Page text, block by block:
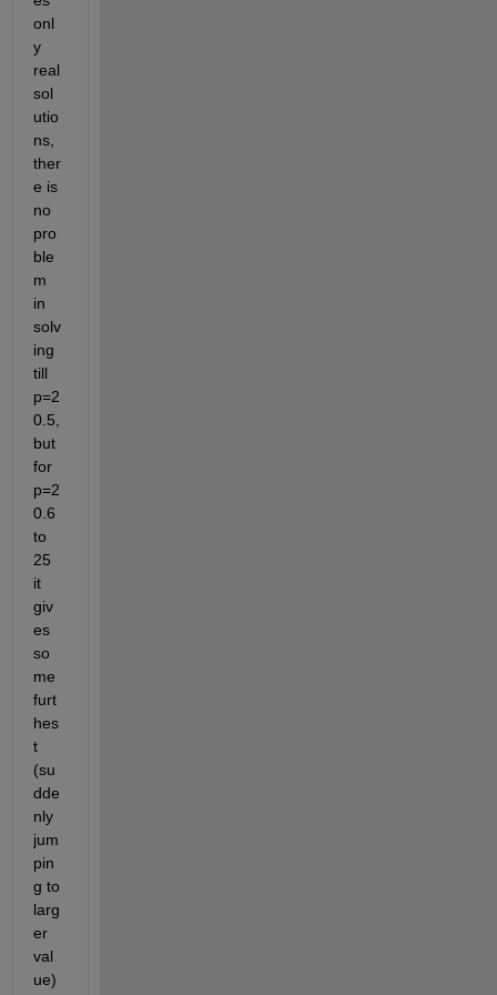
onl
y
real
sol
utio
ns,
ther
e is
no
pro
ble
m
in
solv
ing
till
p=2
0.5,
but
for
p=2
0.6
to
25
it
giv
es
so
me
furt
hes
t
(su
dde
nly
jum
pin
g to
larg
er
val
ue)